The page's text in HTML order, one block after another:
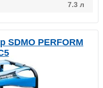
7.3 л
SDMO PERFORM